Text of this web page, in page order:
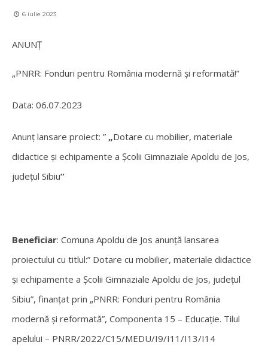
6 iulie 2023
ANUNȚ
„PNRR: Fonduri pentru România modernă și reformată!”
Data: 06.07.2023
Anunț lansare proiect: ” „Dotare cu mobilier, materiale
didactice și echipamente a Școlii Gimnaziale Apoldu de Jos,
județul Sibiu”
Beneficiar: Comuna Apoldu de Jos anunță lansarea
proiectului cu titlul:” Dotare cu mobilier, materiale didactice
și echipamente a Școlii Gimnaziale Apoldu de Jos, județul
Sibiu”, finanțat prin „PNRR: Fonduri pentru România
modernă și reformată”, Componenta 15 – Educație. Tilul
apelului – PNRR/2022/C15/MEDU/I9/I11/I13/I14